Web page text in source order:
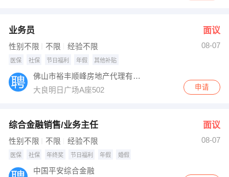
业务员 面议
性别不限 不限 经验不限 08-07
医保 社保 节日福利 年假 其他补贴
佛山市裕丰顺峰房地产代理有限公司大良天翼分公司
大良明日广场A座502
申请
综合金融销售/业务主任 面议
性别不限 不限 经验不限 08-07
医保 社保 年终奖 节日福利 年假 婚假
中国平安综合金融